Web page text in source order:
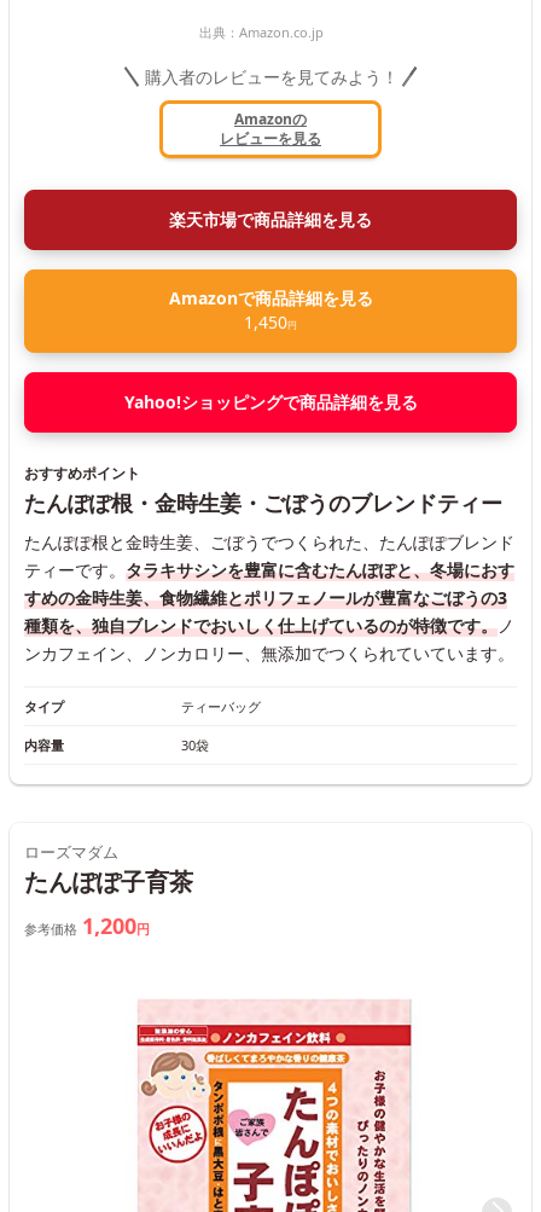
出典： Amazon.co.jp
購入者のレビューを見てみよう！
Amazonの
レビューを見る
楽天市場で商品詳細を見る
Amazonで商品詳細を見る
1,450円
Yahoo!ショッピングで商品詳細を見る
おすすめポイント
たんぽぽ根・金時生姜・ごぼうのブレンドティー
たんぽぽ根と金時生姜、ごぼうでつくられた、たんぽぽブレンド
ティーです。 タラキサシンを豊富に含むたんぽぽと、冬場におす
すめの金時生姜、食物繊維とポリフェノールが豊富なごぼうの3
種類を、独自ブレンドでおいしく仕上げているのが特徴です。 ノ
ンカフェイン、ノンカロリー、無添加でつくられていています。
タイプ ティーバッグ
内容量 30袋
ローズマダム
たんぽぽ子育茶
参考価格 1,200円